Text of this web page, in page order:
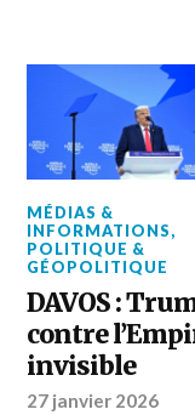
MÉDIAS &
INFORMATIONS,
POLITIQUE &
GÉOPOLITIQUE
DAVOS :
contre
invisible
27 janvier 2026